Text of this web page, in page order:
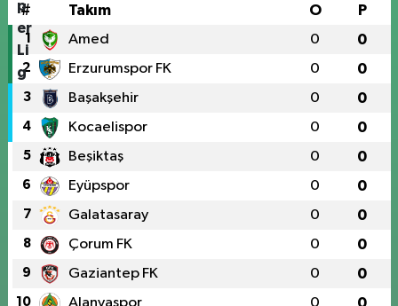
# Takım O P
1 Amed 0 0
2 Erzurumspor FK 0 0
3 Başakşehir 0 0
4 Kocaelispor 0 0
5 Beşiktaş 0 0
6 Eyüpspor 0 0
7 Galatasaray 0 0
8 Çorum FK 0 0
9 Gaziantep FK 0 0
10